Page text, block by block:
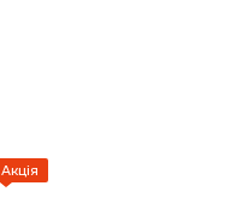
Акція